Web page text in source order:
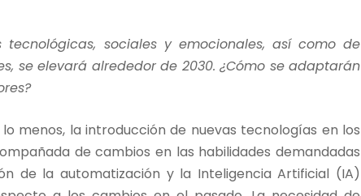
sociales y emocionales, así como de
se elevará alrededor de 2030. ¿Cómo se adaptarán
menos, la introducción de nuevas tecnologías en los
de cambios en las habilidades demandadas
de la automatización y la Inteligencia Artificial (IA)